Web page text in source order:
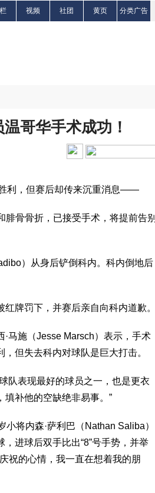
视频 社团 黄页 分类广告
哥华手术成功！
利，但赛后却传来沉重消息——
腓骨骨折，已接受手术，将提前告别
）从身后铲倒科内。科内倒地后
红牌罚下，并赛后亲自向科内道歉。
·马施（Jesse Marsch）表示，手术
，但失去科内对球队是巨大打击。
队表现最好的球员之一，也是更衣
填补他的空缺绝非易事。”
小将内森·萨利巴（Nathan Saliba）
，进球后双手比出“8”号手势，并举
祝的心情，我一直在想着我的朋